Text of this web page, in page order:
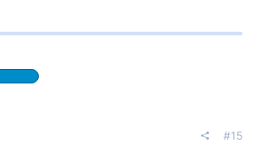
#15